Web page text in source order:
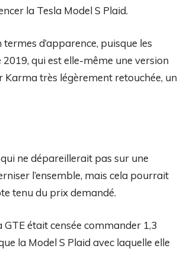
la Tesla Model S Plaid.
d’apparence, puisque les
qui est elle-même une version
Karma très légèrement retouchée, un
ne dépareillerait pas sur une
l’ensemble, mais cela pourrait
tenu du prix demandé.
GTE était censée commander 1,3
la Model S Plaid avec laquelle elle